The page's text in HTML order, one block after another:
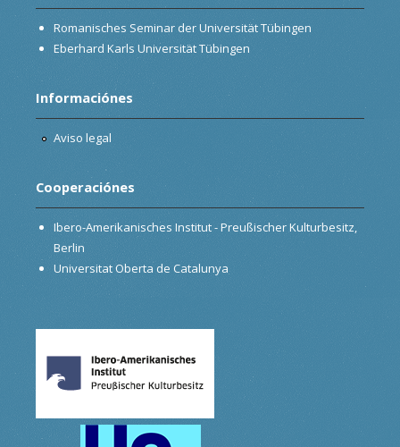
Romanisches Seminar der Universität Tübingen
Eberhard Karls Universität Tübingen
Informaciónes
Aviso legal
Cooperaciónes
Ibero-Amerikanisches Institut - Preußischer Kulturbesitz,
Berlin
Universitat Oberta de Catalunya